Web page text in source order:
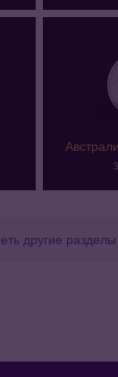
другие разделы